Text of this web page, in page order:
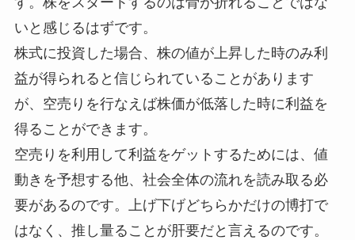
いと感じるはずです。
株式に投資した場合、株の値が上昇した時のみ利
益が得られると信じられていることがあります
が、空売りを行なえば株価が低落した時に利益を
得ることができます。
空売りを利用して利益をゲットするためには、値
動きを予想する他、社会全体の流れを読み取る必
要があるのです。上げ下げどちらかだけの博打で
はなく、推し量ることが肝要だと言えるのです。